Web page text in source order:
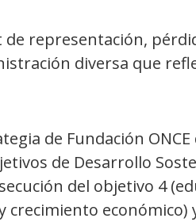
representación,
diversa que
de Fundación
de Desarrollo
del objetivo 4
crecimiento económico)